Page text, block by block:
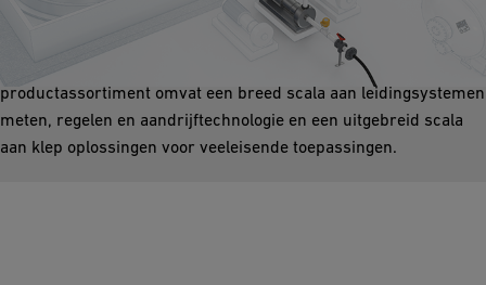
In elke productie- en verwerkingsinstallatie is een tank nodig om
vloeibare media op te slaan. We bieden snelle, betrouwbare en
veilige gereedschappen voor het vullen en legen van tanks. Het
productassortiment omvat een breed scala aan leidingsystemen
meten, regelen en aandrijftechnologie en een uitgebreid scala
aan klep oplossingen voor veeleisende toepassingen.